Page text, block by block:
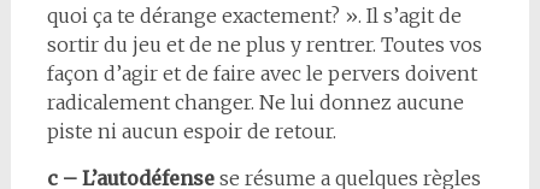
quoi ça te dérange exactement? ». Il s’agit de
sortir du jeu et de ne plus y rentrer. Toutes vos
façon d’agir et de faire avec le pervers doivent
radicalement changer. Ne lui donnez aucune
piste ni aucun espoir de retour.
c – L’autodéfense se résume a quelques règles